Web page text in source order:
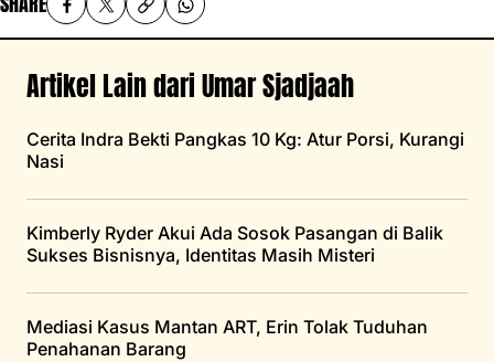
Artikel Lain dari Umar Sjadjaah
Cerita Indra Bekti Pangkas 10 Kg: Atur Porsi, Kurangi
Nasi
Kimberly Ryder Akui Ada Sosok Pasangan di Balik
Sukses Bisnisnya, Identitas Masih Misteri
Mediasi Kasus Mantan ART, Erin Tolak Tuduhan
Penahanan Barang